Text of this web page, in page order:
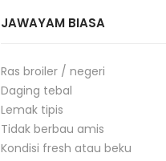
JAWAYAM BIASA
Ras broiler / negeri
Daging tebal
Lemak tipis
Tidak berbau amis
Kondisi fresh atau beku